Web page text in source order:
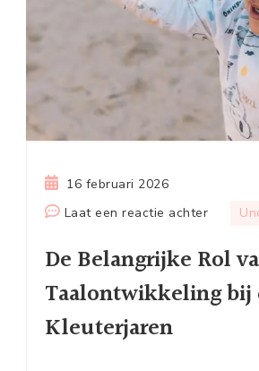
16 februari 2026
Laat een reactie achterop
Rol
van
De Belangrijke Rol
Taalontwikkeling bij
Kleuterjaren